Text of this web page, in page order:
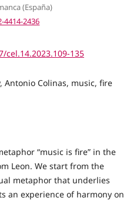
(España)
2436
cel.14.2023.109-135
Antonio Colinas, music, fire
“music is fire” in the
Leon. We start from the
metaphor that underlies
an experience of harmony on